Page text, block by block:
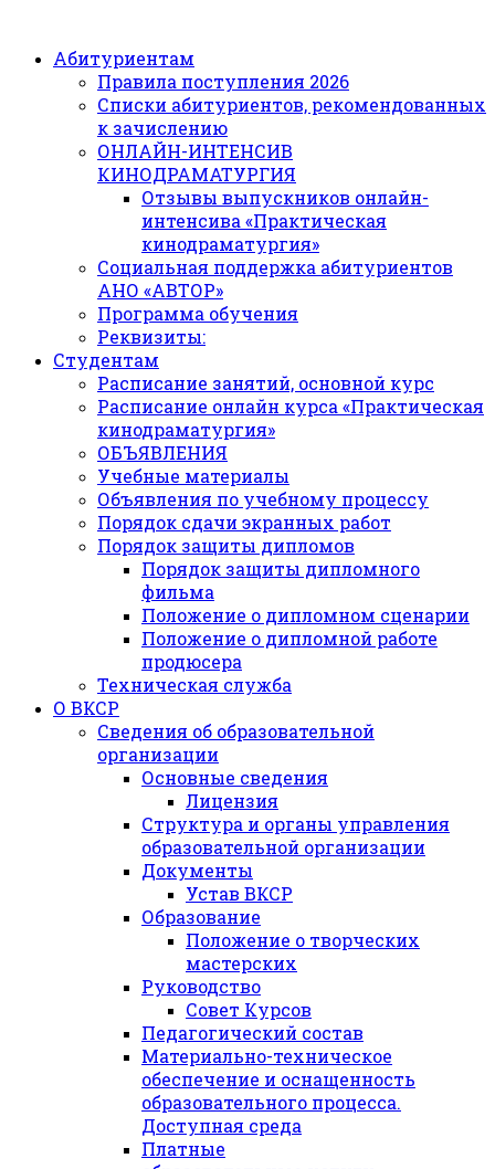
Абитуриентам
Правила поступления 2026
Списки абитуриентов, рекомендованных
к зачислению
ОНЛАЙН-ИНТЕНСИВ
КИНОДРАМАТУРГИЯ
Отзывы выпускников онлайн-
интенсива «Практическая
кинодраматургия»
Социальная поддержка абитуриентов
АНО «АВТОР»
Программа обучения
Реквизиты:
Студентам
Расписание занятий, основной курс
Расписание онлайн курса «Практическая
кинодраматургия»
ОБЪЯВЛЕНИЯ
Учебные материалы
Объявления по учебному процессу
Порядок сдачи экранных работ
Порядок защиты дипломов
Порядок защиты дипломного
фильма
Положение о дипломном сценарии
Положение о дипломной работе
продюсера
Техническая служба
О ВКСР
Сведения об образовательной
организации
Основные сведения
Лицензия
Структура и органы управления
образовательной организации
Документы
Устав ВКСР
Образование
Положение о творческих
мастерских
Руководство
Совет Курсов
Педагогический состав
Материально-техническое
обеспечение и оснащенность
образовательного процесса.
Доступная среда
Платные